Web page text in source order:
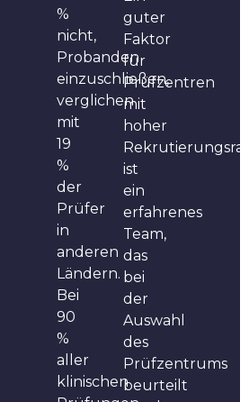
%
nicht,
Probanden
einzuschließen,
verglichen
mit
19
%
der
Prüfer
in
anderen
Ländern.
Bei
90
%
aller
klinischen
guter
Faktor
für
Prüfzentren
mit
hoher
ist
ein
erfahrenes
Team,
das
bei
der
Auswahl
des
Prüfzentrums
beurteilt